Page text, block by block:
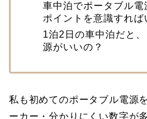
車中泊でポータブル
ポイントを意識すれば
1泊2日の車中泊だと
源がいいの？
私も初めてのポータブル電源
ーカー・分かりにくい数字が